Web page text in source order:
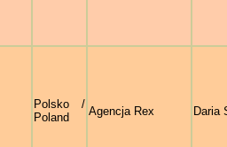
Polsko /
Poland
Agencja Rex Daria